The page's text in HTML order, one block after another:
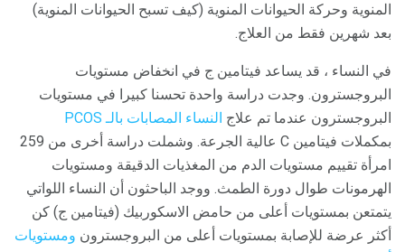
المنوية وحركة الحيوانات المنوية (كيف تسبح الحيوانات المنوية)
بعد شهرين فقط من العلاج.
في النساء ، قد يساعد فيتامين ج في انخفاض مستويات
البروجسترون. وجدت دراسة واحدة تحسنا كبيرا في مستويات
البروجسترون عندما تم علاج النساء المصابات بالـ PCOS
بمكملات فيتامين C عالية الجرعة. وشملت دراسة أخرى من 259
امرأة تقييم مستويات الدم من المغذيات الدقيقة ومستويات
الهرمونات طوال دورة الطمث. ووجد الباحثون أن النساء اللواتي
يتمتعن بمستويات أعلى من حامض الاسكوربيك (فيتامين ج) كن
أكثر عرضة للإصابة بمستويات أعلى من البروجسترون ومستويات